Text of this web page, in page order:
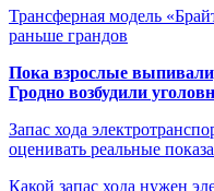
Трансферная модель
раньше грандов
Пока взрослые
Гродно возбудили
Запас хода
оценивать реальные
Какой запас хода нужен